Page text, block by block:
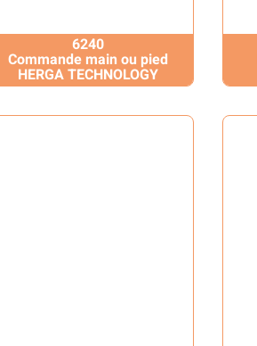
6240
Commande main ou pied
HERGA TECHNOLOGY